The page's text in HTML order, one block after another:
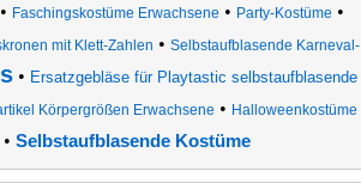
• Faschingskostüme Erwachsene • Party-Kostüme •
mit Klett-Zahlen • Selbstaufblasende Karneval-
• Ersatzgebläse für Playtastic selbstaufblasende
Körpergrößen Erwachsene • Halloweenkostüme
• Selbstaufblasende Kostüme